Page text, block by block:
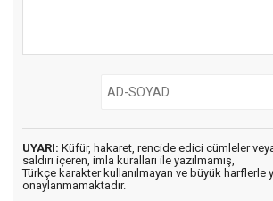
UYARI: Küfür, hakaret, rencide edici cümleler
saldırı içeren, imla kuralları ile yazılmamış,
Türkçe karakter kullanılmayan ve büyük harflerle
onaylanmamaktadır.